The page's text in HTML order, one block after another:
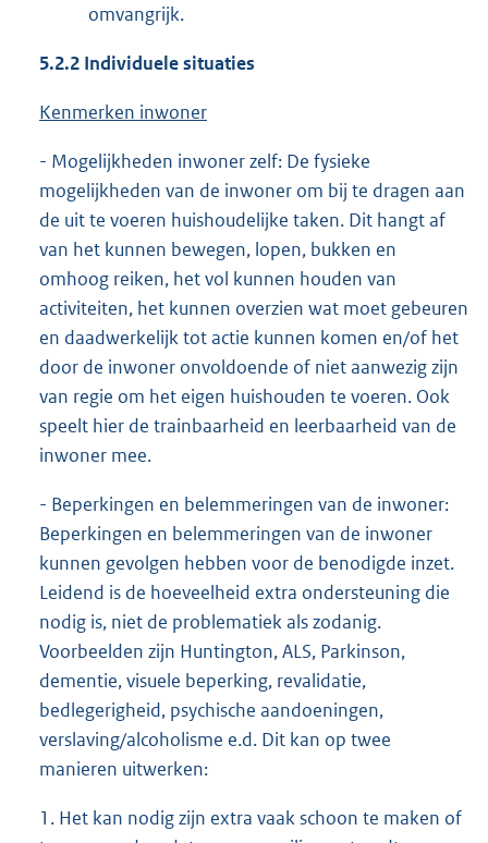
omvangrijk.
5.2.2 Individuele situaties
Kenmerken inwoner
- Mogelijkheden inwoner zelf: De fysieke
mogelijkheden van de inwoner om bij te dragen aan
de uit te voeren huishoudelijke taken. Dit hangt af
van het kunnen bewegen, lopen, bukken en
omhoog reiken, het vol kunnen houden van
activiteiten, het kunnen overzien wat moet gebeuren
en daadwerkelijk tot actie kunnen komen en/of het
door de inwoner onvoldoende of niet aanwezig zijn
van regie om het eigen huishouden te voeren. Ook
speelt hier de trainbaarheid en leerbaarheid van de
inwoner mee.
- Beperkingen en belemmeringen van de inwoner:
Beperkingen en belemmeringen van de inwoner
kunnen gevolgen hebben voor de benodigde inzet.
Leidend is de hoeveelheid extra ondersteuning die
nodig is, niet de problematiek als zodanig.
Voorbeelden zijn Huntington, ALS, Parkinson,
dementie, visuele beperking, revalidatie,
bedlegerigheid, psychische aandoeningen,
verslaving/alcoholisme e.d. Dit kan op twee
manieren uitwerken:
1. Het kan nodig zijn extra vaak schoon te maken of